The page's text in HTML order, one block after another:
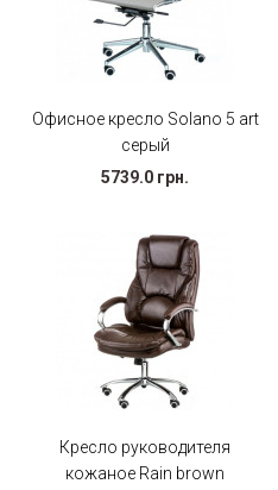
Офисное кресло Solano 5 art
серый
5739.0 грн.
Кресло руководителя
кожаное Rain brown